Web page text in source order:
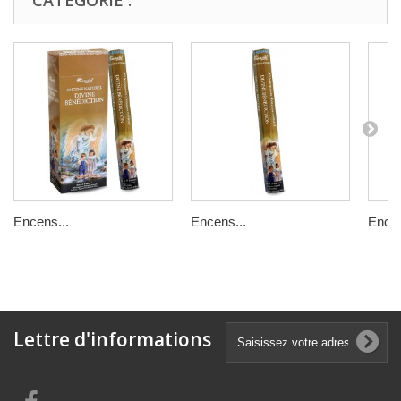
Encens... Encens...
Lettre d'informations